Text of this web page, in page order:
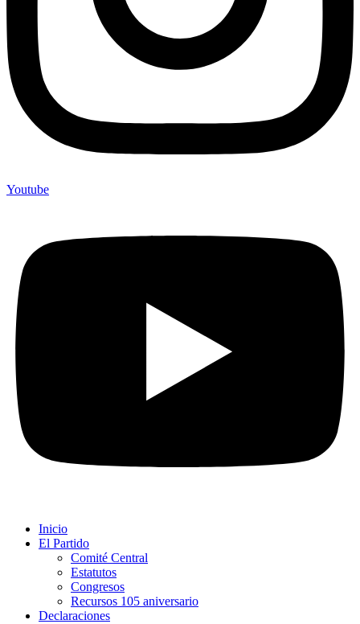
Youtube
Inicio
El Partido
Comité Central
Estatutos
Congresos
Recursos 105 aniversario
Declaraciones